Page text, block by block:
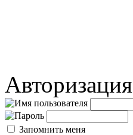
Авторизация
Запомнить меня